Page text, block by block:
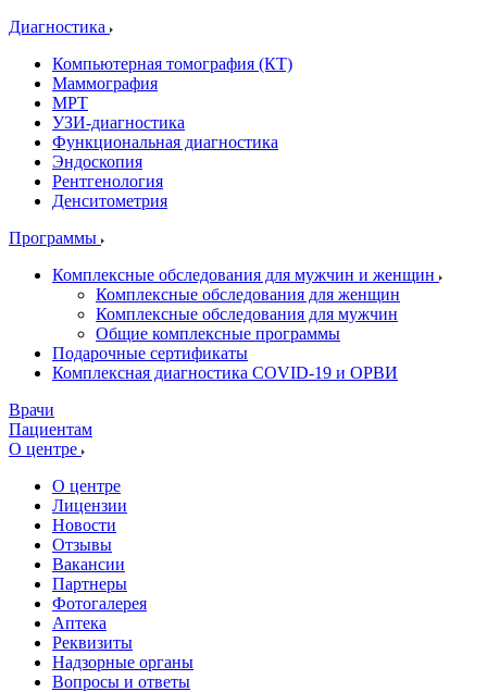
Диагностика
Компьютерная томография (КТ)
Маммография
МРТ
УЗИ-диагностика
Функциональная диагностика
Эндоскопия
Рентгенология
Денситометрия
Программы
Комплексные обследования для мужчин и женщин
Комплексные обследования для женщин
Комплексные обследования для мужчин
Общие комплексные программы
Подарочные сертификаты
Комплексная диагностика COVID-19 и ОРВИ
Врачи
Пациентам
О центре
О центре
Лицензии
Новости
Отзывы
Вакансии
Партнеры
Фотогалерея
Аптека
Реквизиты
Надзорные органы
Вопросы и ответы